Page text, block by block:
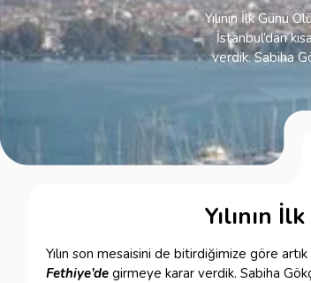
Yılının İlk Günü
İstanbul’dan
verdik. Sabiha
Yılının
Yılın son mesaisini de bitirdiğimize göre
Fethiye’de girmeye karar verdik. Sabiha